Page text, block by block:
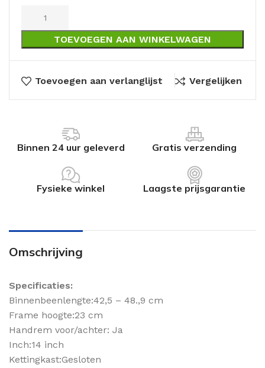
TOEVOEGEN AAN WINKELWAGEN
Toevoegen aan verlanglijst Vergelijken
Binnen 24 uur geleverd Gratis verzending
Fysieke winkel Laagste prijsgarantie
Omschrijving
Specificaties:
Binnenbeenlengte:42,5 – 48.,9 cm
Frame hoogte:23 cm
Handrem voor/achter: Ja
Inch:14 inch
Kettingkast:Gesloten